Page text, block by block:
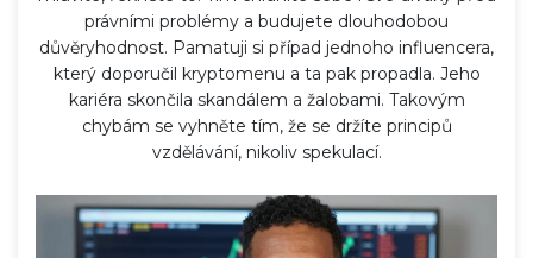
právními problémy a budujete dlouhodobou
důvěryhodnost. Pamatuji si případ jednoho influencera,
který doporučil kryptomenu a ta pak propadla. Jeho
kariéra skončila skandálem a žalobami. Takovým
chybám se vyhněte tím, že se držíte principů
vzdělávání, nikoliv spekulací.